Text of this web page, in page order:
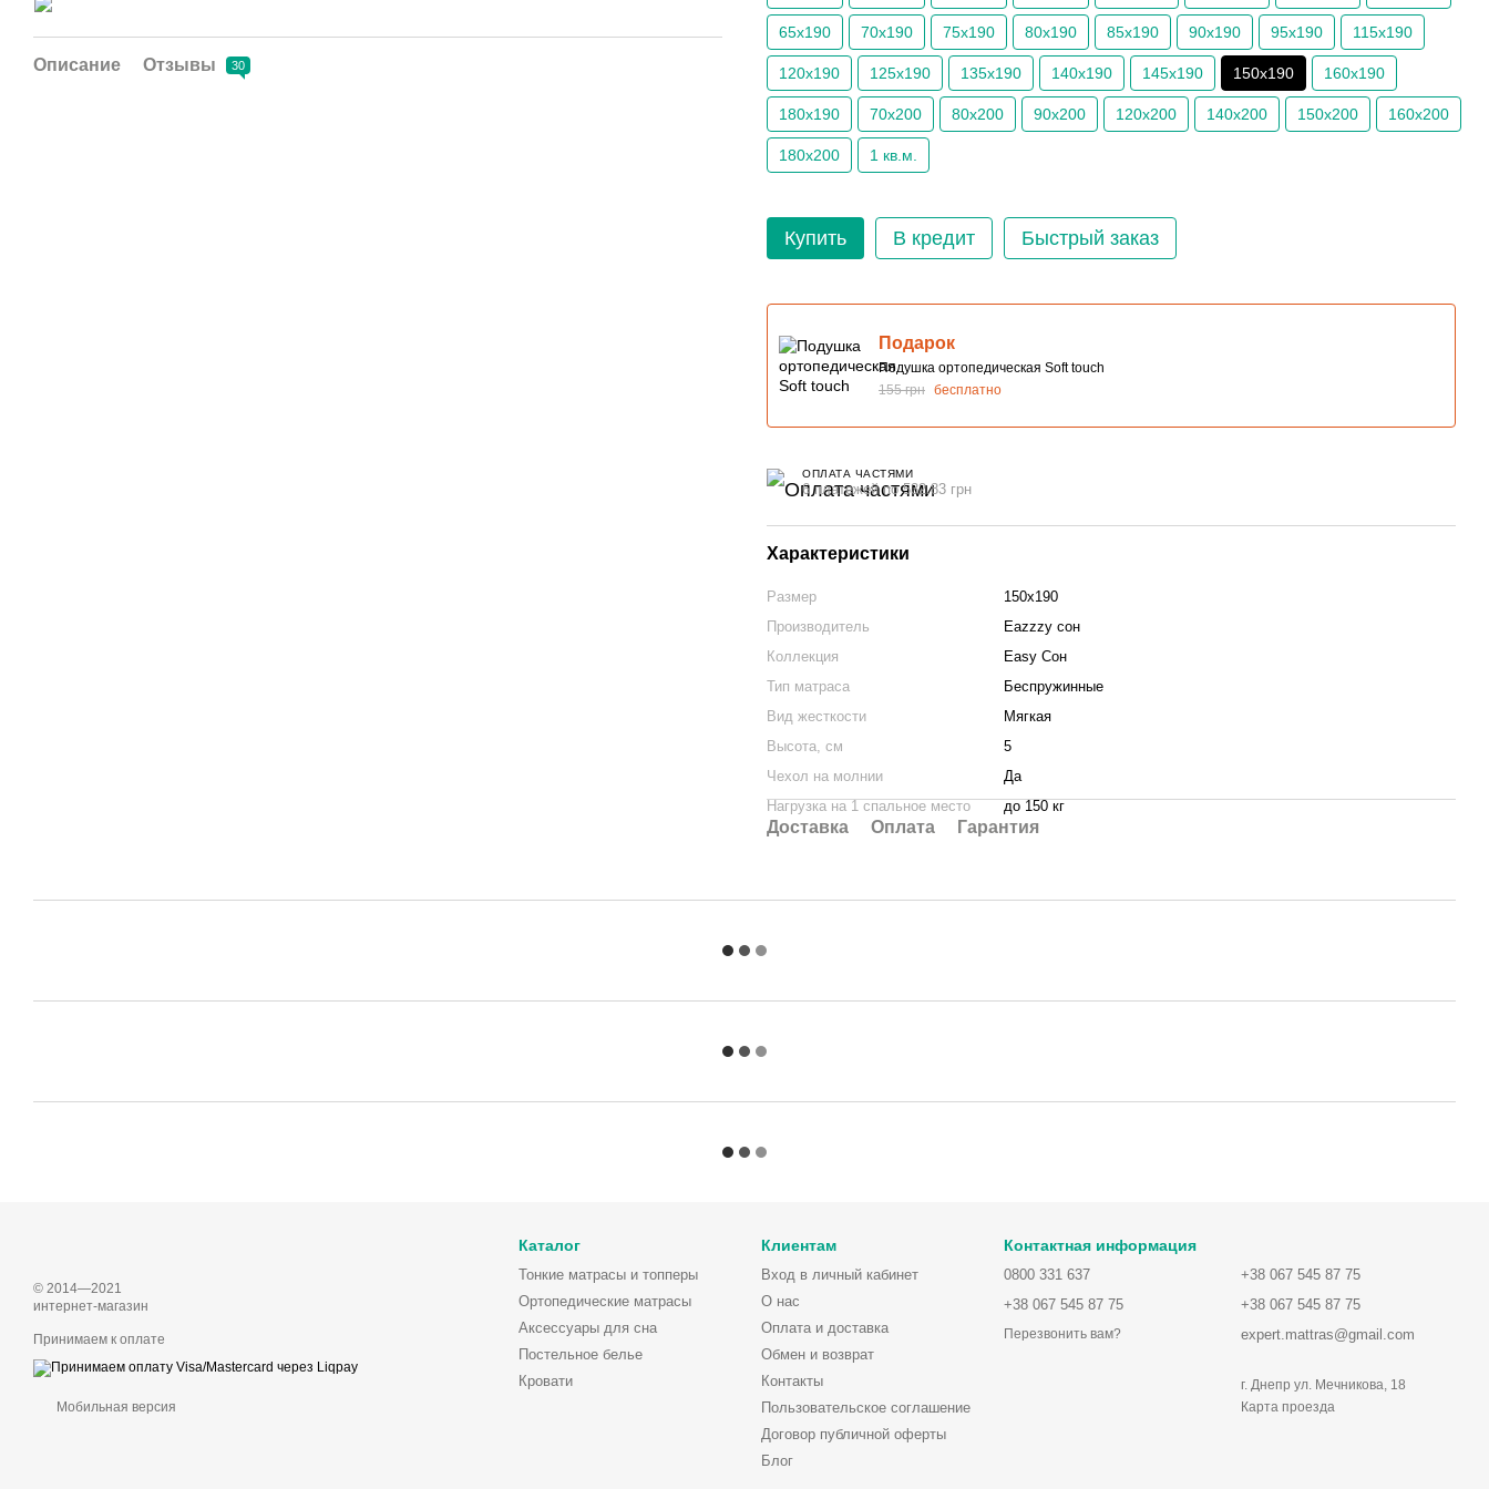
Описание Отзывы 30
65х190 70х190 75х190 80х190 85х190 90х190 95х190 115х190
120х190 125х190 135х190 140х190 145х190 150х190 160х190
180х190 70х200 80х200 90х200 120х200 140х200 150х200 160х200
180х200 1 кв.м.
Купить В кредит Быстрый заказ
Подарок
Подушка ортопедическая Soft touch
155 грн бесплатно
ОПЛАТА ЧАСТЯМИ
6 платежей по 532.83 грн
Характеристики
Размер
150х190
Производитель
Eazzzy сон
Коллекция
Easy Сон
Тип матраса
Беспружинные
Вид жесткости
Мягкая
Высота, см
5
Чехол на молнии
Да
Нагрузка на 1 спальное место
до 150 кг
Доставка Оплата Гарантия
© 2014—2021
интернет-магазин
Принимаем к оплате
Мобильная версия
Каталог
Тонкие матрасы и топперы
Ортопедические матрасы
Аксессуары для сна
Постельное белье
Кровати
Клиентам
Вход в личный кабинет
О нас
Оплата и доставка
Обмен и возврат
Контакты
Пользовательское соглашение
Договор публичной оферты
Блог
Контактная информация
0800 331 637
+38 067 545 87 75
Перезвонить вам?
+38 067 545 87 75
+38 067 545 87 75
expert.mattras@gmail.com
г. Днепр ул. Мечникова, 18
Карта проезда